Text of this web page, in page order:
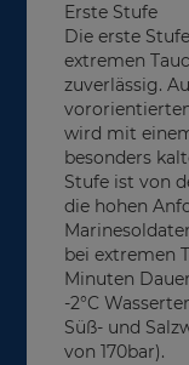
Erste Stufe
Die erste
extremen
zuverlässig.
wird mit
besonders
Stufe ist von
die hohen
bei extremen
Minuten
-2°C
Süß- und
von 170bar).